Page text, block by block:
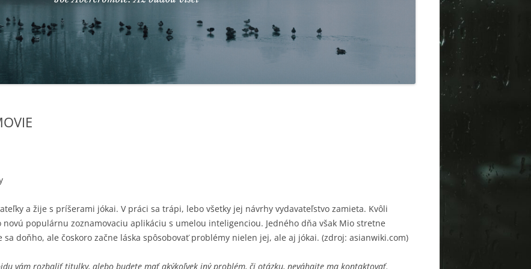
a žije s príšerami jókai. V práci sa trápi, lebo všetky jej návrhy vydavateľstvo zamieta. Kvôli
populárnu zoznamovaciu aplikáciu s umelou inteligenciou. Jedného dňa však Mio stretne
doňho, ale čoskoro začne láska spôsobovať problémy nielen jej, ale aj jókai. (zdroj: asianwiki.com)
vám rozbaliť titulky, alebo budete mať akýkoľvek iný problém, či otázku, neváhajte ma kontaktovať.